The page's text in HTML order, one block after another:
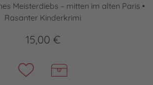
Meisterdiebs – mitten im alten Paris •
Rasanter Kinderkrimi
15,00 €